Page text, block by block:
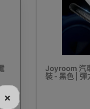
Joyroom 汽
裝 - 黑色 |
×